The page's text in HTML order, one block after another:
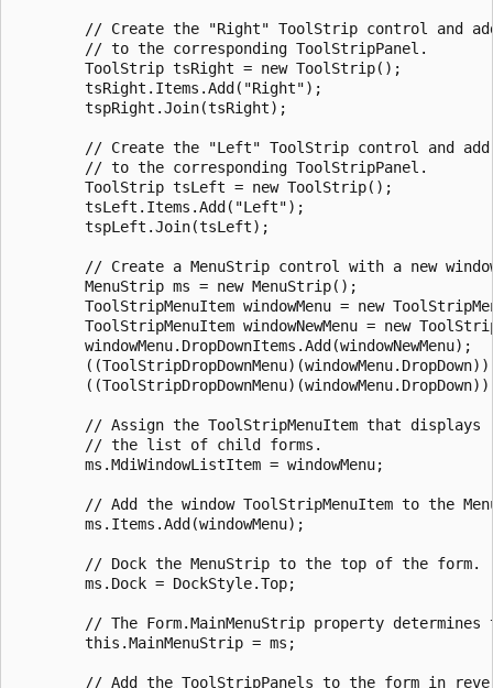
// Create the "Right" ToolStrip control and
        // to the corresponding ToolStripPanel.
        ToolStrip tsRight = new ToolStrip();
        tsRight.Items.Add("Right");
        tspRight.Join(tsRight);
        // Create the "Left" ToolStrip control and add
        // to the corresponding ToolStripPanel.
        ToolStrip tsLeft = new ToolStrip();
        tsLeft.Items.Add("Left");
        tspLeft.Join(tsLeft);
// Create a MenuStrip control with a new
        MenuStrip ms = new MenuStrip();
ToolStripMenuItem windowMenu = new
ToolStripMenuItem windowNewMenu = new
        windowMenu.DropDownItems.Add(windowNewMenu);
        // Assign the ToolStripMenuItem that displays
        // the list of child forms.
        ms.MdiWindowListItem = windowMenu;
// Add the window ToolStripMenuItem to the
        ms.Items.Add(windowMenu);
        // Dock the MenuStrip to the top of the form.
        ms.Dock = DockStyle.Top;
// The Form.MainMenuStrip property determines
        this.MainMenuStrip = ms;
// Add the ToolStripPanels to the form in